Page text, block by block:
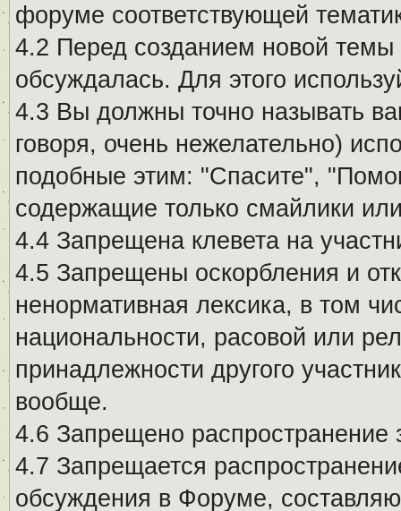
форуме соответствующей
4.2 Перед созданием новой
обсуждалась. Для этого
4.3 Вы должны точно называть
говоря, очень нежелательно)
подобные этим: "Спасите",
содержащие только смайлики
4.4 Запрещена клевета на
4.5 Запрещены оскорбления и
ненормативная лексика, в том
национальности, расовой или
принадлежности другого
вообще.
4.6 Запрещено
4.7 Запрещается
обсуждения в Форуме,